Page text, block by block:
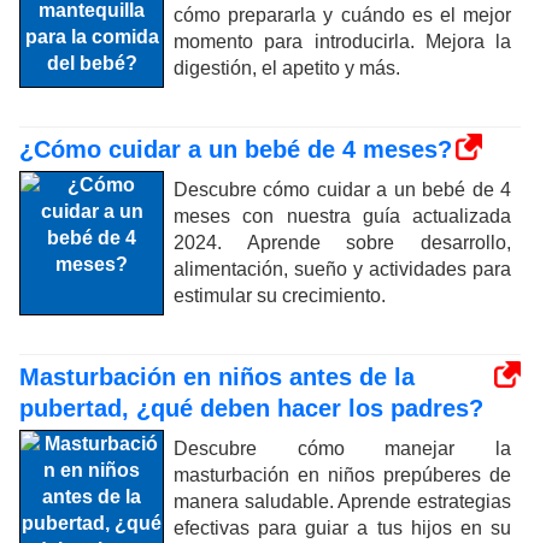
cómo prepararla y cuándo es el mejor
momento para introducirla. Mejora la
digestión, el apetito y más.
¿Cómo cuidar a un bebé de 4 meses?
Descubre cómo cuidar a un bebé de 4
meses con nuestra guía actualizada
2024. Aprende sobre desarrollo,
alimentación, sueño y actividades para
estimular su crecimiento.
Masturbación en niños antes de la
pubertad, ¿qué deben hacer los padres?
Descubre cómo manejar la
masturbación en niños prepúberes de
manera saludable. Aprende estrategias
efectivas para guiar a tus hijos en su